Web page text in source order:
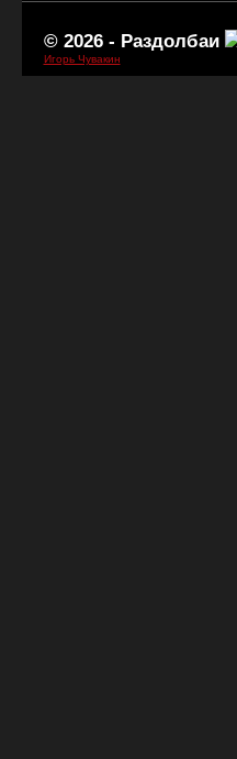
© 2026 - Раздолбаи
Игорь Чувакин